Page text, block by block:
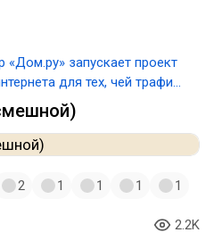
«Дом.ру» запускает проект
для тех, чей трафик
2 1 1 1 1
2.2K